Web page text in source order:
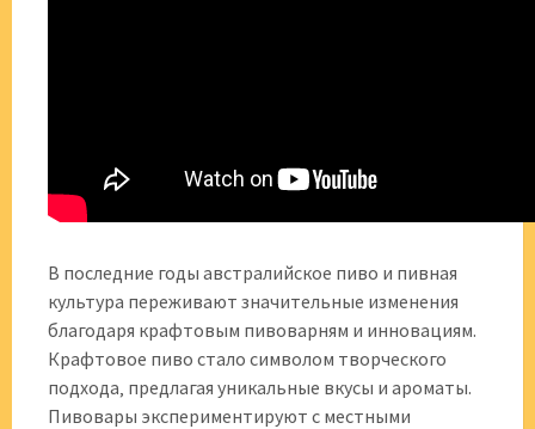
В последние годы австралийское пиво и пивная
культура переживают значительные изменения
благодаря крафтовым пивоварням и инновациям.
Крафтовое пиво стало символом творческого
подхода‚ предлагая уникальные вкусы и ароматы.
Пивовары экспериментируют с местными